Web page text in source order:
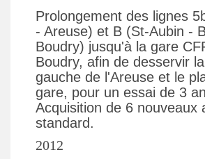
Prolongement des lignes
- Areuse) et B (St-Aubin -
Boudry) jusqu'à la gare
Boudry, afin de desservir
gauche de l'Areuse et le
gare, pour un essai de 3
Acquisition de 6 nouveaux
standard.
2012